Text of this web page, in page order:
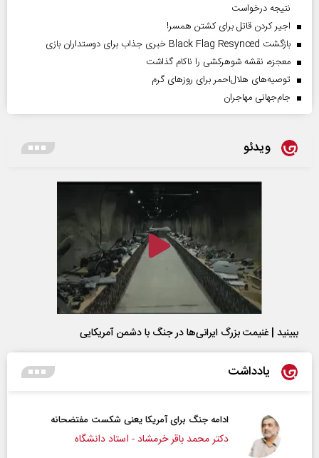
نتیجه درخواست
اجیر کردن قاتل برای کشتن همسر!
بازگشت Black Flag Resynced خبری جذاب برای دوستداران بازی
معجزه، نقشه شوهرکشی را ناکام گذاشت
توصیه‌های هلال‌احمر برای روز‌های گرم
جام‌جهانی مهاجران
ویدئو
ببینید | غنیمت بزرگ ایرانی‌ها در جنگ با دشمن آمریکایی
یادداشت
ادامه جنگ برای آمریکا یعنی شکست مفتضحانه
دکتر محمد باقر خرمشاد - استاد دانشگاه